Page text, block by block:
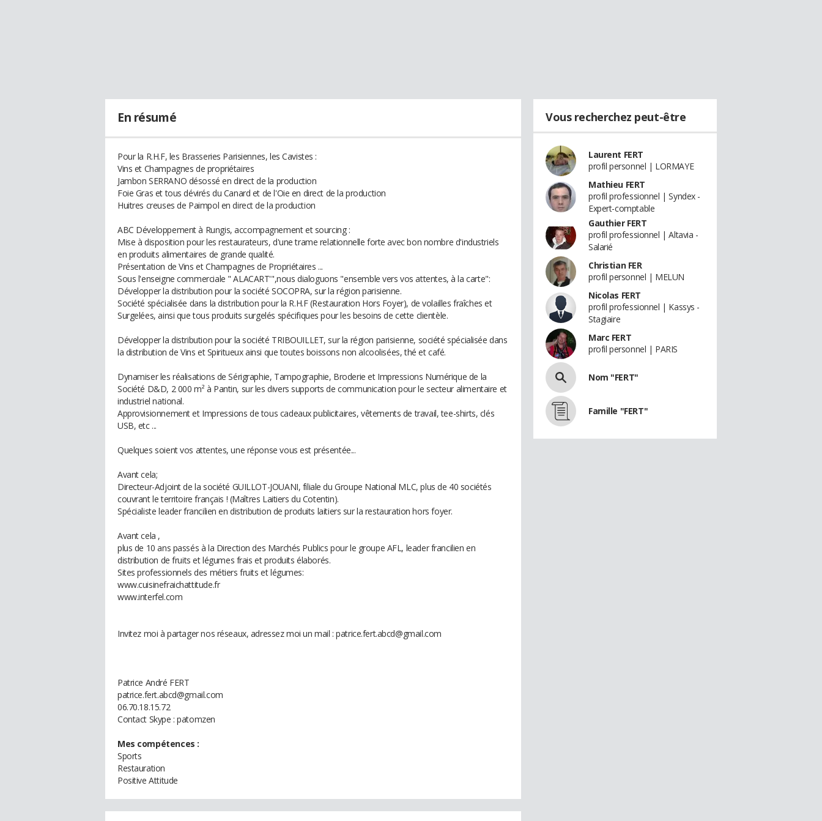
En résumé
Pour la R.H.F, les Brasseries Parisiennes, les Cavistes :
Vins et Champagnes de propriétaires
Jambon SERRANO désossé en direct de la production
Foie Gras et tous dévirés du Canard et de l'Oie en direct de la production
Huitres creuses de Paimpol en direct de la production
ABC Développement à Rungis, accompagnement et sourcing :
Mise à disposition pour les restaurateurs, d'une trame relationnelle forte avec bon nombre d'industriels
en produits alimentaires de grande qualité.
Présentation de Vins et Champagnes de Propriétaires ...
Sous l'enseigne commerciale " ALACART'",nous dialoguons "ensemble vers vos attentes, à la carte":
Développer la distribution pour la société SOCOPRA, sur la région parisienne.
Société spécialisée dans la distribution pour la R.H.F (Restauration Hors Foyer), de volailles fraîches et
Surgelées, ainsi que tous produits surgelés spécifiques pour les besoins de cette clientèle.
Développer la distribution pour la société TRIBOUILLET, sur la région parisienne, société spécialisée dans
la distribution de Vins et Spiritueux ainsi que toutes boissons non alcoolisées, thé et café.
Dynamiser les réalisations de Sérigraphie, Tampographie, Broderie et Impressions Numérique de la
Société D&D, 2 000 m² à Pantin, sur les divers supports de communication pour le secteur alimentaire et
industriel national.
Approvisionnement et Impressions de tous cadeaux publicitaires, vêtements de travail, tee-shirts, clés
USB, etc ...
Quelques soient vos attentes, une réponse vous est présentée...
Avant cela;
Directeur-Adjoint de la société GUILLOT-JOUANI, filiale du Groupe National MLC, plus de 40 sociétés
couvrant le territoire français ! (Maîtres Laitiers du Cotentin).
Spécialiste leader francilien en distribution de produits laitiers sur la restauration hors foyer.
Avant cela ,
plus de 10 ans passés à la Direction des Marchés Publics pour le groupe AFL, leader francilien en
distribution de fruits et légumes frais et produits élaborés.
Sites professionnels des métiers fruits et légumes:
www.cuisinefraichattitude.fr
www.interfel.com
Invitez moi à partager nos réseaux, adressez moi un mail : patrice.fert.abcd@gmail.com
Patrice André FERT
patrice.fert.abcd@gmail.com
06.70.18.15.72
Contact Skype : patomzen
Mes compétences :
Sports
Restauration
Positive Attitude
Vous recherchez peut-être
Laurent FERT
profil personnel | LORMAYE
Mathieu FERT
profil professionnel | Syndex -
Expert-comptable
Gauthier FERT
profil professionnel | Altavia -
Salarié
Christian FER
profil personnel | MELUN
Nicolas FERT
profil professionnel | Kassys -
Stagiaire
Marc FERT
profil personnel | PARIS
Nom "FERT"
Famille "FERT"